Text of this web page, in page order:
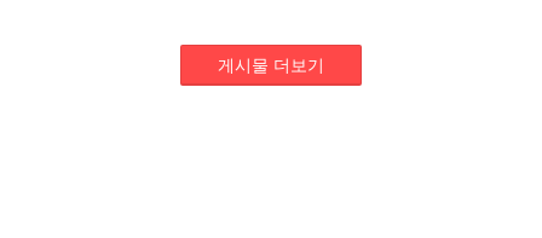
게시물 더보기